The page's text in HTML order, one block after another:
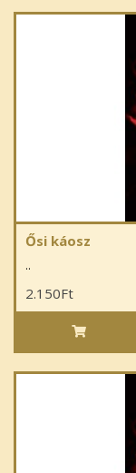
Ősi káosz
..
2.150Ft